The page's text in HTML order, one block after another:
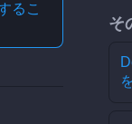
る こ
そ